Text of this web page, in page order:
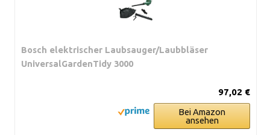
Bosch elektrischer Laubsauger/Laubbläser
UniversalGardenTidy 3000
97,02 €
Bei Amazon
ansehen